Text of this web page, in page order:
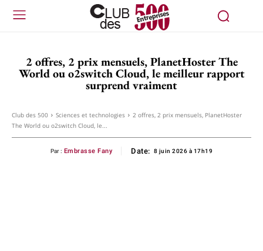
2 offres, 2 prix mensuels, PlanetHoster The
World ou o2switch Cloud, le meilleur rapport
surprend vraiment
Club des 500 Sciences et technologies
2 offres, 2 prix mensuels, PlanetHoster
The World ou o2switch Cloud, le...
Par : Embrasse Fany Date: 8 juin 2026 à 17h19